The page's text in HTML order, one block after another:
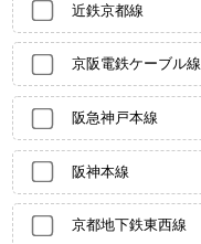
近鉄京都線
京阪電鉄ケーブル線
阪急神戸本線
阪神本線
京都地下鉄東西線